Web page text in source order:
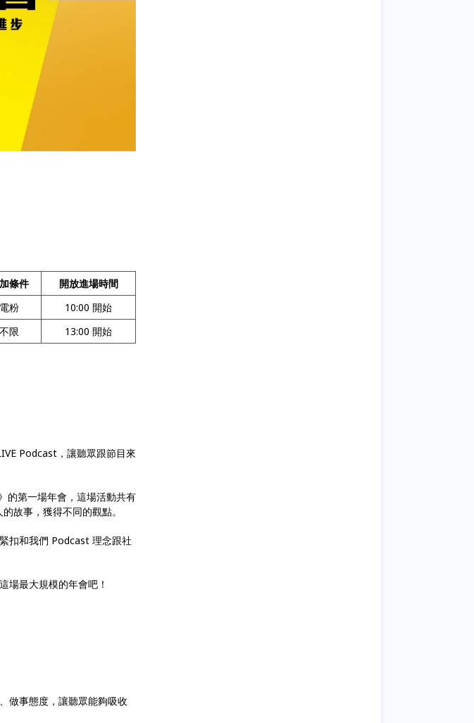
條件
開放進場時間
電粉
10:00 開始
不限 13:00 開始
Podcast，讓聽眾跟節目來
的第一場年會，這場活動共有
故事，獲得不同的觀點。
扣和我們 Podcast 理念跟社
場最大規模的年會吧！
做事態度，讓聽眾能夠吸收